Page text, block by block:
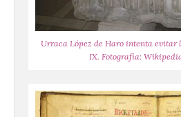
Urraca López de Haro intenta evitar
IX. Fotografía: